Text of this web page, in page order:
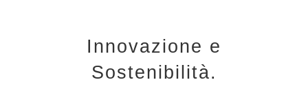
Innovazione e
Sostenibilità.